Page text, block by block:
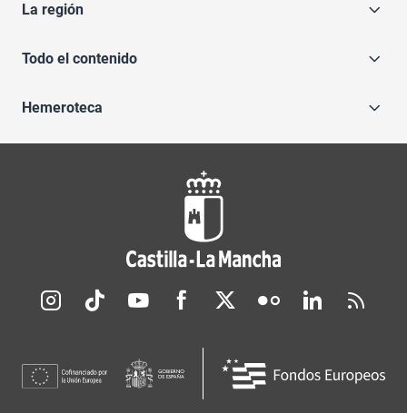
La región
Todo el contenido
Hemeroteca
Redes sociales JCCM